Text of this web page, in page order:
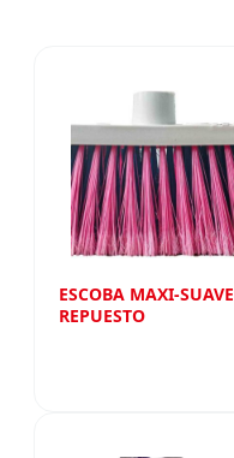
ESCOBA MAXI-SUAVE
REPUESTO